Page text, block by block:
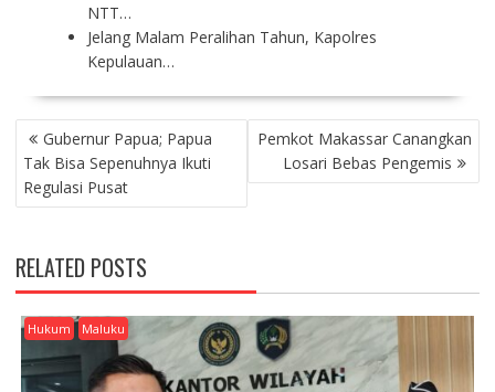
NTT…
Jelang Malam Peralihan Tahun, Kapolres
Kepulauan…
P
O
S
T
A
V
I
G
A
T
Gubernur Papua; Papua
Tak Bisa Sepenuhnya Ikuti
Regulasi Pusat
Pemkot Makassar Canangkan
Losari Bebas Pengemis
RELATED POSTS
Hukum Maluku